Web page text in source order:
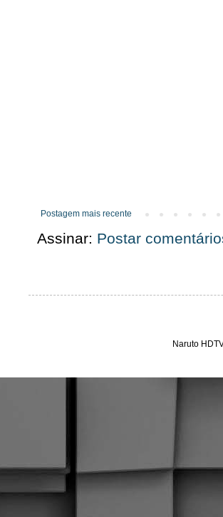
Postagem mais recente
Assinar: Postar
Naruto